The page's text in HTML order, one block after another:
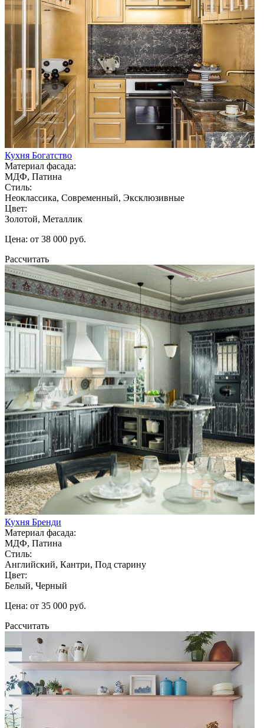
Кухня Богатство
Материал фасада:
МДФ, Патина
Стиль:
Неоклассика, Современный, Эксклюзивные
Цвет:
Золотой, Металлик
Цена: от 38 000 руб.
Рассчитать
Кухня Бренди
Материал фасада:
МДФ, Патина
Стиль:
Английский, Кантри, Под старину
Цвет:
Белый, Черный
Цена: от 35 000 руб.
Рассчитать